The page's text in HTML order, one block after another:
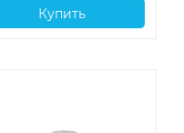
Купить